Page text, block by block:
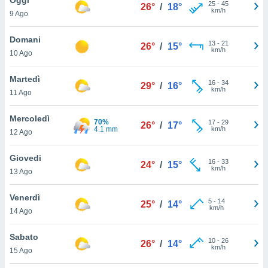
è
al sito
di
ci
di
il
un
la
nella
9 Ago
26° / 18° 25- 45
km/h
Domani
10 Ago
26° / 15° 13- 21
km/h
Martedì
11 Ago
29° / 16° 16- 34
km/h
Mercoledì
12 Ago
70%
4.1 mm
26° / 17° 17- 29
km/h
Giovedi
13 Ago
24° / 15° 16- 33
km/h
Venerdì
14 Ago
25° / 14° 5- 14
km/h
Sabato
15 Ago
26° / 14° 10- 26
km/h